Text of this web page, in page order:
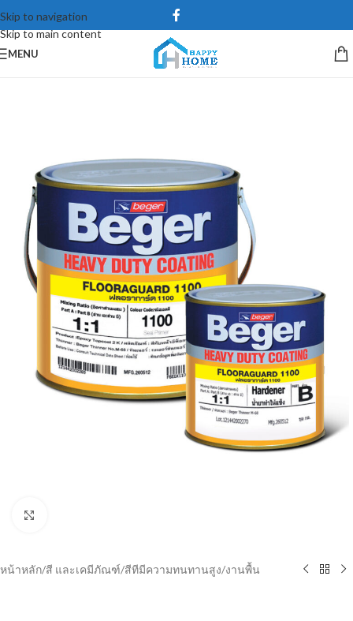
Skip to navigation
Skip to main content
MENU
หน้าหลัก/สี และเคมีภัณฑ์/สีทีมีความทนทานสูง/งานพื้น